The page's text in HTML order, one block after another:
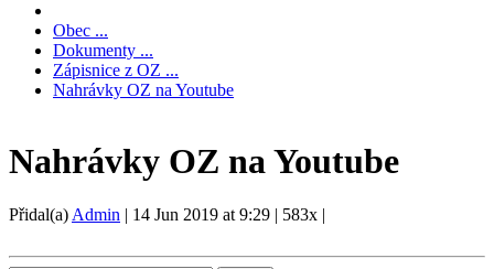
Obec ...
Dokumenty ...
Zápisnice z OZ ...
Nahrávky OZ na Youtube
Nahrávky OZ na Youtube
Přidal(a)Admin | 14 Jun 2019 at 9:29 | 583x |